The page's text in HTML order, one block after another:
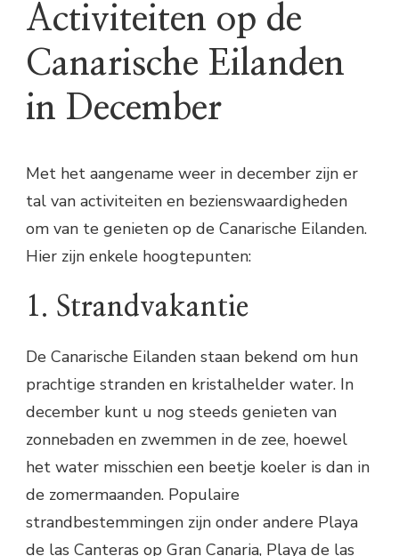
Activiteiten op de
Canarische Eilanden
in December
Met het aangename weer in december zijn er
tal van activiteiten en bezienswaardigheden
om van te genieten op de Canarische Eilanden.
Hier zijn enkele hoogtepunten:
1. Strandvakantie
De Canarische Eilanden staan bekend om hun
prachtige stranden en kristalhelder water. In
december kunt u nog steeds genieten van
zonnebaden en zwemmen in de zee, hoewel
het water misschien een beetje koeler is dan in
de zomermaanden. Populaire
strandbestemmingen zijn onder andere Playa
de las Canteras op Gran Canaria, Playa de las